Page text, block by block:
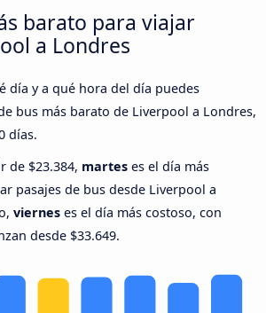
barato para viajar
a Londres
día y a qué hora del día puedes
bus más barato de Liverpool a Londres,
días.
de $23.384, martes es el día más
pasajes de bus desde Liverpool a
viernes es el día más costoso, con
desde $33.649.